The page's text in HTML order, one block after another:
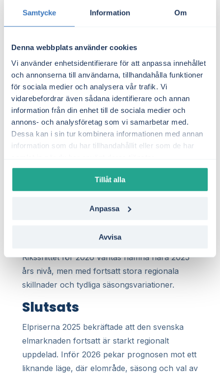
Samtycke Information Om
Denna webbplats använder cookies
Vi använder enhetsidentifierare för att anpassa innehållet
och annonserna till användarna, tillhandahålla funktioner
för sociala medier och analysera vår trafik. Vi
vidarebefordrar även sådana identifierare och annan
information från din enhet till de sociala medier och
annons- och analysföretag som vi samarbetar med.
Dessa kan i sin tur kombinera informationen med annan
information som du har tillhandahållit eller som de har
Tillåt alla
Anpassa
Avvisa
vattenmagasinen bedöms prisnivåerna ligga i
I SE3 väntas fortsatt hög volatilitet.
Sommarpriserna kan bli låga vid god
vindkraftsproduktion, medan vinterpriserna
riskerar att stiga vid hög efterfrågan och kallt
väder.
SE4
elområdet. Utan större förändringar i
överföringskapacitet eller lokal produktion
väntas området fortsatt ha Sveriges högsta
Rikssnittet för 2026 väntas hamna nära 2025
års nivå, men med fortsatt stora regionala
skillnader och tydliga säsongsvariationer.
Slutsats
Elpriserna 2025 bekräftade att den svenska
elmarknaden fortsatt är starkt regionalt
uppdelad. Inför 2026 pekar prognosen mot ett
liknande läge, där elområde, säsong och val av